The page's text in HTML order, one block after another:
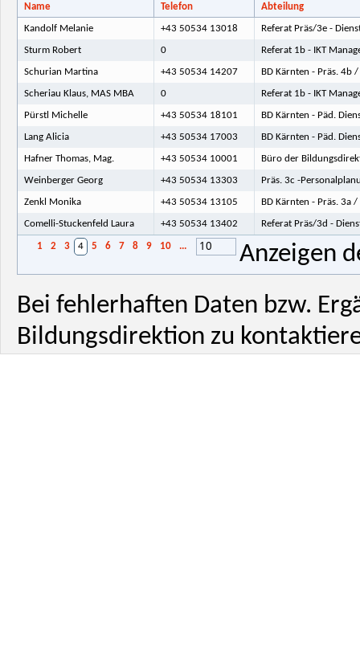
Name Telefon Abteilung
Kandolf Melanie +43 50534 13018 Referat Präs/3e -
Sturm Robert 0 Referat 1b - IKT
Schurian Martina +43 50534 14207 BD Kärnten - Präs. 4b
Scheriau Klaus, MAS MBA 0 Referat 1b - IKT
Pürstl Michelle +43 50534 18101 BD Kärnten - Päd.
Lang Alicia +43 50534 17003 BD Kärnten - Päd.
Hafner Thomas, Mag. +43 50534 10001 Büro der
Weinberger Georg +43 50534 13303 Präs. 3c -
Zenkl Monika +43 50534 13105 BD Kärnten - Präs. 3a
Comelli-Stuckenfeld Laura +43 50534 13402 Referat Präs/3d -
1 2 3 4 5 6 7 8 9 10 ... 10 Anzeigen
Bei fehlerhaften Daten bzw.
Bildungsdirektion zu